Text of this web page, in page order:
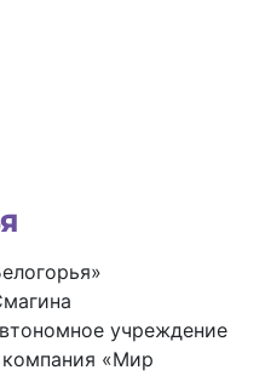
учреждение
компания «Мир